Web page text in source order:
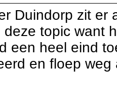
Duindorp zit
deze topic want
een heel eind
en floep